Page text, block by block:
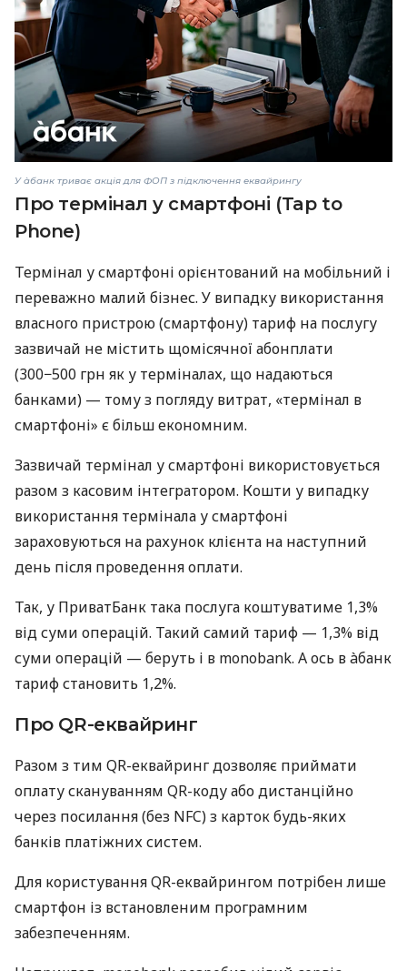
У àбанк триває акція для ФОП з підключення еквайрингу
Про термінал у смартфоні (Tap to
Phone)
Термінал у смартфоні орієнтований на мобільний і
переважно малий бізнес. У випадку використання
власного пристрою (смартфону) тариф на послугу
зазвичай не містить щомісячної абонплати
(300−500 грн як у терміналах, що надаються
банками) — тому з погляду витрат, «термінал в
смартфоні» є більш економним.
Зазвичай термінал у смартфоні використовується
разом з касовим інтегратором. Кошти у випадку
використання термінала у смартфоні
зараховуються на рахунок клієнта на наступний
день після проведення оплати.
Так, у ПриватБанк така послуга коштуватиме 1,3%
від суми операцій. Такий самий тариф — 1,3% від
суми операцій — беруть і в monobank. А ось в àбанк
тариф становить 1,2%.
Про QR-еквайринг
Разом з тим QR-еквайринг дозволяє приймати
оплату скануванням QR-коду або дистанційно
через посилання (без NFC) з карток будь-яких
банків платіжних систем.
Для користування QR-еквайрингом потрібен лише
смартфон із встановленим програмним
забезпеченням.